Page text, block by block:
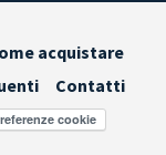
acquistare
Contatti
cookie